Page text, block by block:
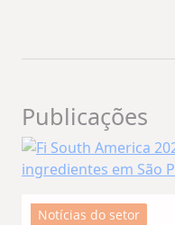
Publicações
Notícias do setor